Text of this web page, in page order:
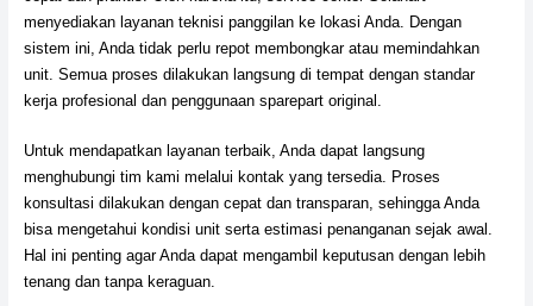
menyediakan layanan teknisi panggilan ke lokasi Anda. Dengan
sistem ini, Anda tidak perlu repot membongkar atau memindahkan
unit. Semua proses dilakukan langsung di tempat dengan standar
kerja profesional dan penggunaan sparepart original.
Untuk mendapatkan layanan terbaik, Anda dapat langsung
menghubungi tim kami melalui kontak yang tersedia. Proses
konsultasi dilakukan dengan cepat dan transparan, sehingga Anda
bisa mengetahui kondisi unit serta estimasi penanganan sejak awal.
Hal ini penting agar Anda dapat mengambil keputusan dengan lebih
tenang dan tanpa keraguan.